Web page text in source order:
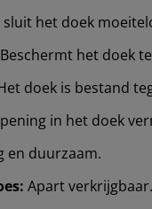
sluit het doek
Beschermt het doek
doek is bestand
in het doek
en duurzaam.
Apart verkrijgbaar.